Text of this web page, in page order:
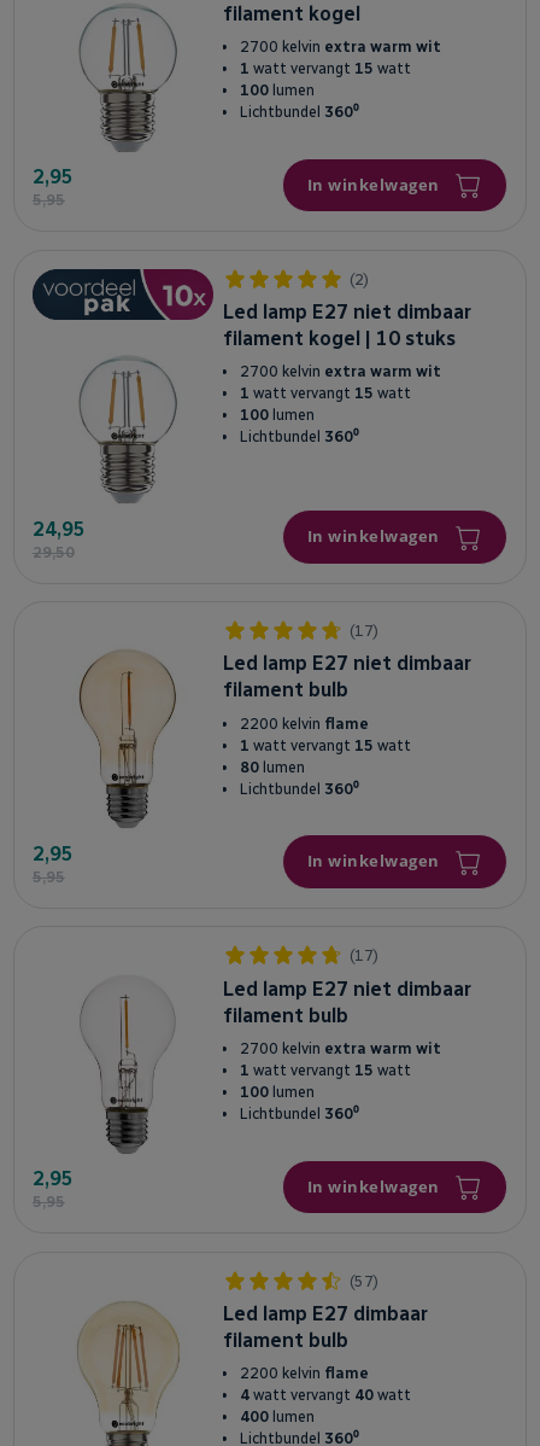
filament kogel
2700 kelvin extra warm wit
1 watt vervangt 15 watt
100 lumen
Lichtbundel 360⁰
2,95
5,95
In winkelwagen
(2)
Led lamp E27 niet dimbaar
filament kogel | 10 stuks
2700 kelvin extra warm wit
1 watt vervangt 15 watt
100 lumen
Lichtbundel 360⁰
24,95
29,50
In winkelwagen
(17)
Led lamp E27 niet dimbaar
filament bulb
2200 kelvin flame
1 watt vervangt 15 watt
80 lumen
Lichtbundel 360⁰
2,95
5,95
In winkelwagen
(17)
Led lamp E27 niet dimbaar
filament bulb
2700 kelvin extra warm wit
1 watt vervangt 15 watt
100 lumen
Lichtbundel 360⁰
2,95
5,95
In winkelwagen
(57)
Led lamp E27 dimbaar
filament bulb
2200 kelvin flame
4 watt vervangt 40watt
400 lumen
Lichtbundel 360⁰